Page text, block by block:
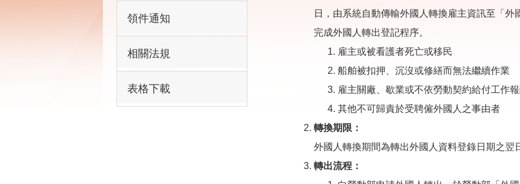
領件通知
相關法規
表格下載
日，由系統自動傳輸外國人轉換雇主資訊至「外
完成外國人轉出登記程序。
雇主或被看護者死亡或移民
船舶被扣押、沉沒或修繕而無法繼續作業
雇主關廠、歇業或不依勞動契約給付工作
其他不可歸責於受聘僱外國人之事由者
轉換期限：
外國人轉換期間為轉出外國人資料登錄日期之翌
轉出流程：